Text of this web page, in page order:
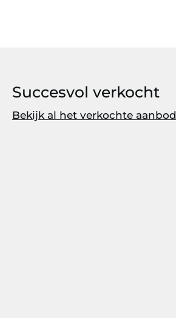
Succesvol verkocht
Bekijk al het verkochte aanbod